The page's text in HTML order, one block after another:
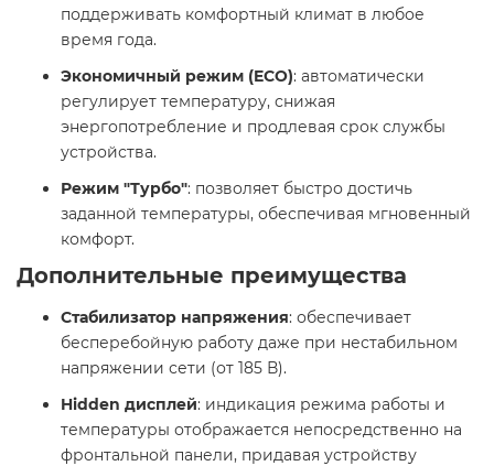
поддерживать комфортный климат в любое
время года.​
Экономичный режим (ECO): автоматически
регулирует температуру, снижая
энергопотребление и продлевая срок службы
устройства.​
Режим "Турбо": позволяет быстро достичь
заданной температуры, обеспечивая мгновенный
комфорт. ​
Дополнительные преимущества
Стабилизатор напряжения: обеспечивает
бесперебойную работу даже при нестабильном
напряжении сети (от 185 В).​
Hidden дисплей: индикация режима работы и
температуры отображается непосредственно на
фронтальной панели, придавая устройству